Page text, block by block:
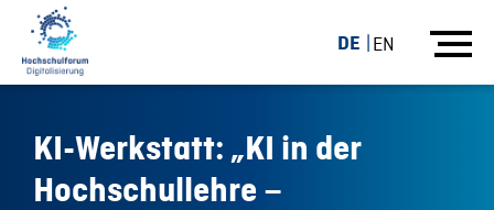
DE EN
KI-Werkstatt: „KI in der
Hochschullehre –